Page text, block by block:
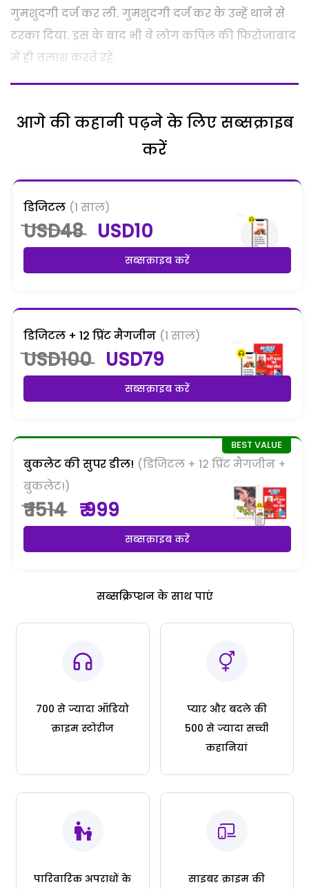
गुमशुदगी दर्ज कर ली. गुमशुदगी दर्ज कर के उन्हें थाने से
टरका दिया. इस के बाद भी वे लोग कपिल की फिरोजाबाद
में ही तलाश करते रहे.
आगे की कहानी पढ़ने के लिए सब्सक्राइब
करें
डिजिटल (1 साल)
USD48 USD10
सब्सक्राइब करें
डिजिटल + 12 प्रिंट मैगजीन (1 साल)
USD100 USD79
सब्सक्राइब करें
बुकलेट की सुपर डील! (डिजिटल + 12 प्रिंट मैगजीन +
बुकलेट!)
₹ 1514 ₹ 999
सब्सक्राइब करें
सब्सक्रिप्शन के साथ पाएं
700 से ज्यादा ऑडियो
क्राइम स्टोरीज
प्यार और बदले की
500 से ज्यादा सच्ची
कहानियां
पारिवारिक अपराधों के
साइबर क्राइम की